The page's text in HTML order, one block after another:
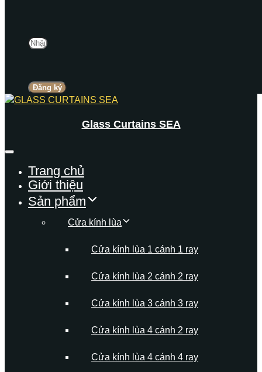
Đăng ký
Glass Curtains SEA
Trang chủ
Giới thiệu
Sản phẩm
Cửa kính lùa
Cửa kính lùa 1 cánh 1 ray
Cửa kính lùa 2 cánh 2 ray
Cửa kính lùa 3 cánh 3 ray
Cửa kính lùa 4 cánh 2 ray
Cửa kính lùa 4 cánh 4 ray